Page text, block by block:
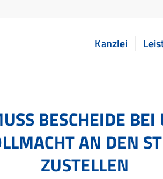
Kanzlei
BESCHEIDE BEI
AN DEN
ZUSTELLEN